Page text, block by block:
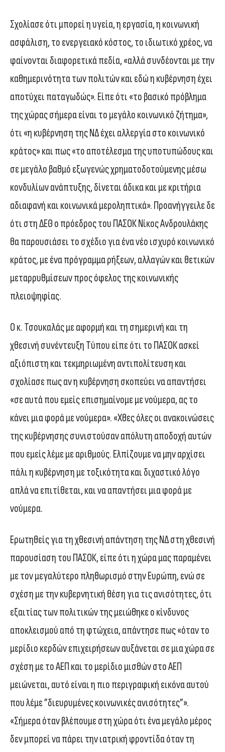
Σχολίασε ότι μπορεί η υγεία, η εργασία, η κοινωνική
ασφάλιση, το ενεργειακό κόστος, το ιδιωτικό χρέος, να
φαίνονται διαφορετικά πεδία, «αλλά συνδέονται με την
καθημερινότητα των πολιτών και εδώ η κυβέρνηση έχει
αποτύχει παταγωδώς». Είπε ότι «το βασικό πρόβλημα
της χώρας σήμερα είναι το μεγάλο κοινωνικό ζήτημα»,
ότι «η κυβέρνηση της ΝΔ έχει αλλεργία στο κοινωνικό
κράτος» και πως «το αποτέλεσμα της υποτυπώδους και
σε μεγάλο βαθμό εξωγενώς χρηματοδοτούμενης μέσω
κονδυλίων ανάπτυξης, δίνεται άδικα και με κριτήρια
αδιαφανή και κοινωνικά μεροληπτικά». Προανήγγειλε δε
ότι στη ΔΕΘ ο πρόεδρος του ΠΑΣΟΚ Νίκος Ανδρουλάκης
θα παρουσιάσει το σχέδιο για ένα νέο ισχυρό κοινωνικό
κράτος, με ένα πρόγραμμα ρήξεων, αλλαγών και θετικών
μεταρρυθμίσεων προς όφελος της κοινωνικής
πλειοψηφίας.
Ο κ. Τσουκαλάς με αφορμή και τη σημερινή και τη
χθεσινή συνέντευξη Τύπου είπε ότι το ΠΑΣΟΚ ασκεί
αξιόπιστη και τεκμηριωμένη αντιπολίτευση και
σχολίασε πως αν η κυβέρνηση σκοπεύει να απαντήσει
«σε αυτά που εμείς επισημαίνομε με νούμερα, ας το
κάνει μια φορά με νούμερα». «Χθες όλες οι ανακοινώσεις
της κυβέρνησης συνιστούσαν απόλυτη αποδοχή αυτών
που εμείς λέμε με αριθμούς. Ελπίζουμε να μην αρχίσει
πάλι η κυβέρνηση με τοξικότητα και διχαστικό λόγο
απλά να επιτίθεται, και να απαντήσει μια φορά με
νούμερα.
Ερωτηθείς για τη χθεσινή απάντηση της ΝΔ στη χθεσινή
παρουσίαση του ΠΑΣΟΚ, είπε ότι η χώρα μας παραμένει
με τον μεγαλύτερο πληθωρισμό στην Ευρώπη, ενώ σε
σχέση με την κυβερνητική θέση για τις ανισότητες, ότι
εξαιτίας των πολιτικών της μειώθηκε ο κίνδυνος
αποκλεισμού από τη φτώχεια, απάντησε πως «όταν το
μερίδιο κερδών επιχειρήσεων αυξάνεται σε μια χώρα σε
σχέση με το ΑΕΠ και το μερίδιο μισθών στο ΑΕΠ
μειώνεται, αυτό είναι η πιο περιγραφική εικόνα αυτού
που λέμε ”διευρυμένες κοινωνικές ανισότητες”».
«Σήμερα όταν βλέπουμε στη χώρα ότι ένα μεγάλο μέρος
δεν μπορεί να πάρει την ιατρική φροντίδα όταν τη